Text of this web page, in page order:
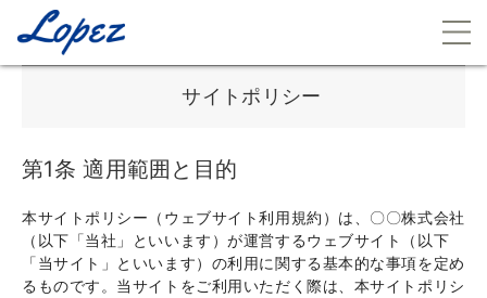
サイトポリシー
第1条 適用範囲と目的
本サイトポリシー（ウェブサイト利用規約）は、〇〇株式会社
（以下「当社」といいます）が運営するウェブサイト（以下
「当サイト」といいます）の利用に関する基本的な事項を定め
るものです。当サイトをご利用いただく際は、本サイトポリシ